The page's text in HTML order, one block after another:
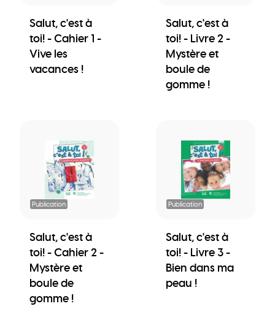
Salut, c'est à
toi! - Cahier 1 -
Vive les
vacances !
Salut, c'est à
toi! - Livre 2 -
Mystère et
boule de
gomme !
Publication
Salut, c'est à
toi! - Cahier 2 -
Mystère et
boule de
gomme !
Publication
Salut, c'est à
toi! - Livre 3 -
Bien dans ma
peau !